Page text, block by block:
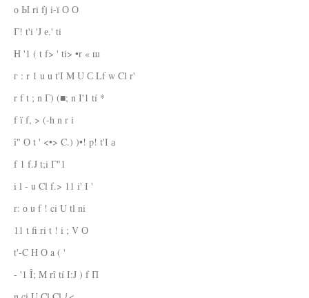
о Ы ri fj i-ï О О
Г! t'i 'J е.' ti
H '1 ( t f> ' ti> •r « ш
г : r 1 u u t'I M U С Lf w Cl r'
r f t ; n Г) (■; n I'1 tí *
f ï f, > (-h n r i
î" О t ' <•> C.) )•! p! t'I а
f 1 f.J t;i Г"1
i l - u Cl f.> 11 i' I '
r: о u f ! ci U tl ni
11 t fi ri t ! i ; V О
t'-C H О a ( '
- '1 Î; M rî tí I:J ) f П